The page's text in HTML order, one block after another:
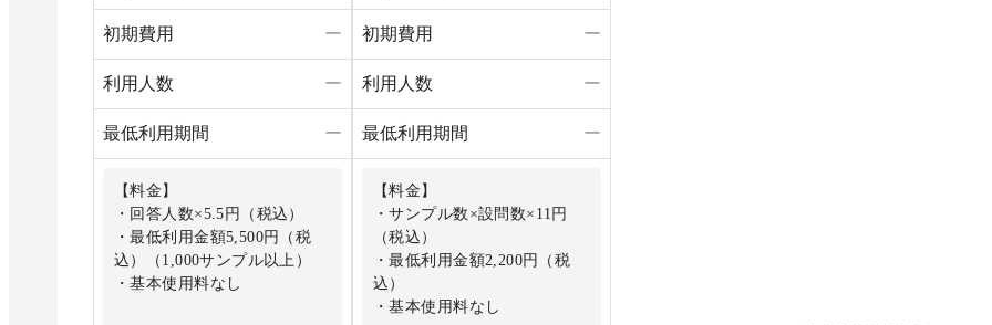
初期費用 ー
利用人数 ー
最低利用期間 ー
【料金】
・回答人数×5.5円（税込）
・最低利用金額5,500円（税
込）（1,000サンプル以上）
・基本使用料なし
初期費用 ー
利用人数 ー
最低利用期間 ー
【料金】
・サンプル数×設問数×11円
（税込）
・最低利用金額2,200円（税
込）
・基本使用料なし